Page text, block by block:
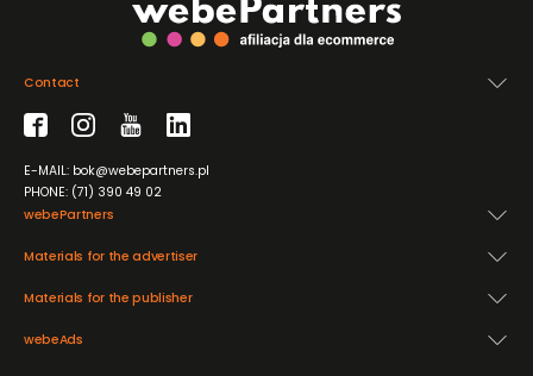
webePartners
Materials for the advertiser
Materials for the publisher
webeAds
Contact
E-MAIL: bok@webepartners.pl
PHONE: (71) 390 49 02